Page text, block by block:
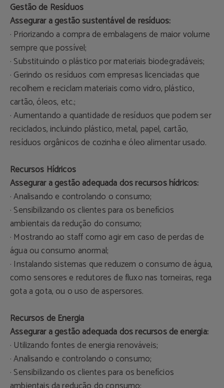
Gestão de Resíduos
Assegurar a gestão sustentável de resíduos:
· Priorizando a compra de embalagens de maior volume
sempre que possível;
· Substituindo o plástico por materiais biodegradáveis;
· Gerindo os resíduos com empresas licenciadas que
recolhem e reciclam materiais como vidro, plástico,
cartão, óleos, etc.;
· Aumentando a quantidade de resíduos que podem ser
reciclados, incluindo plástico, metal, papel, cartão,
resíduos orgânicos de cozinha e óleo alimentar usado.
Recursos Hídricos
Assegurar a gestão adequada dos recursos hídricos:
· Analisando e controlando o consumo;
· Sensibilizando os clientes para os benefícios
ambientais da redução do consumo;
· Mostrando ao staff como agir em caso de perdas de
água ou consumo anormal;
· Instalando sistemas que reduzem o consumo de água,
como sensores e redutores de fluxo nas torneiras, rega
gota a gota, ou o uso de aspersores.
Recursos de Energia
Assegurar a gestão adequada dos recursos de energia:
· Utilizando fontes de energia renováveis;
· Analisando e controlando o consumo;
· Sensibilizando os clientes para os benefícios